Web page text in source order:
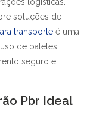
soluções de
transporteé uma
de paletes,
seguro e
Pbr Ideal